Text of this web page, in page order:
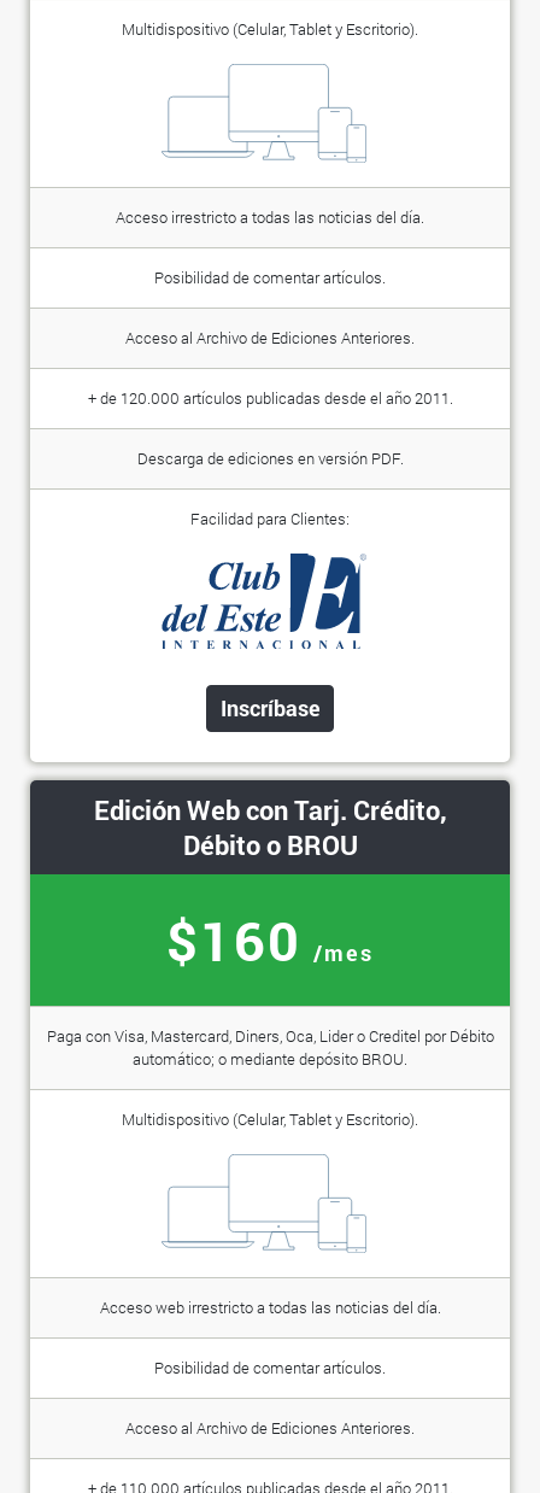
Multidispositivo (Celular, Tablet y Escritorio).
Acceso irrestricto a todas las noticias del día.
Posibilidad de comentar artículos.
Acceso al Archivo de Ediciones Anteriores.
+ de 120.000 artículos publicadas desde el año 2011.
Descarga de ediciones en versión PDF.
Facilidad para Clientes:
Inscríbase
Edición Web con Tarj. Crédito,
Débito o BROU
$160 /mes
Paga con Visa, Mastercard, Diners, Oca, Lider o Creditel por Débito
automático; o mediante depósito BROU.
Multidispositivo (Celular, Tablet y Escritorio).
Acceso web irrestricto a todas las noticias del día.
Posibilidad de comentar artículos.
Acceso al Archivo de Ediciones Anteriores.
+ de 110.000 artículos publicadas desde el año 2011.